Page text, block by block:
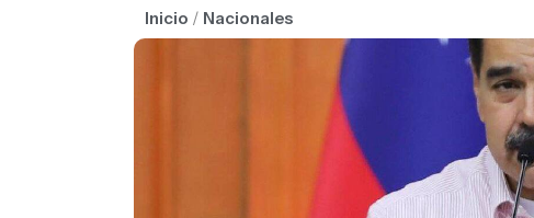
Inicio / Nacionales